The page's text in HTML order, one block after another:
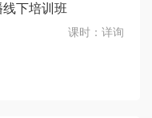
下培训班
课时： 详询